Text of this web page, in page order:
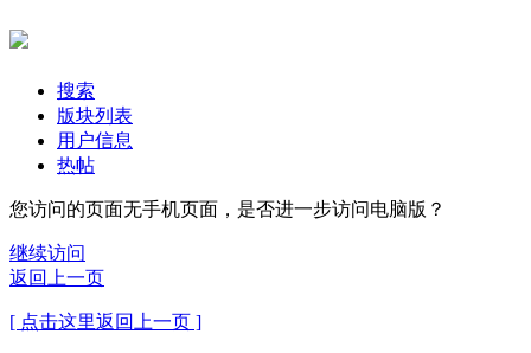
搜索
版块列表
用户信息
热帖
您访问的页面无手机页面，是否进一步访问电脑版？
继续访问
返回上一页
[ 点击这里返回上一页 ]